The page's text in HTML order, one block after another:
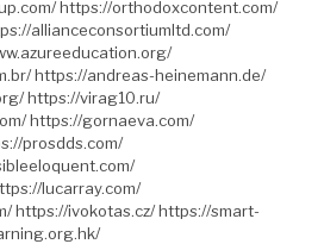
https://orthodoxcontent.com/
allianceconsortiumltd.com/
https://andreas-heinemann.de/
https://virag10.ru/
https://gornaeva.com/
prosdds.com/
lucarray.com/
https://ivokotas.cz/ https://smart-